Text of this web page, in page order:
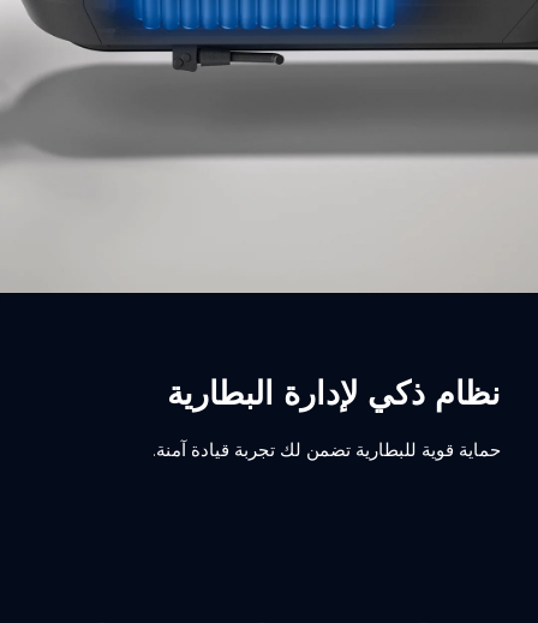
نظام ذكي لإدارة البطارية
حماية قوية للبطارية تضمن لك تجربة قيادة آمنة.